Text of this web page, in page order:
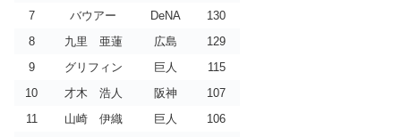
7
バウアー DeNA
130
8
九里 亜蓮 広島
129
9
グリフィン 巨人
115
10
才木 浩人 阪神
107
11
山崎 伊織 巨人
106